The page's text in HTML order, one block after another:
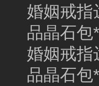
婚姻戒指
品晶石包
婚姻戒指
品晶石包